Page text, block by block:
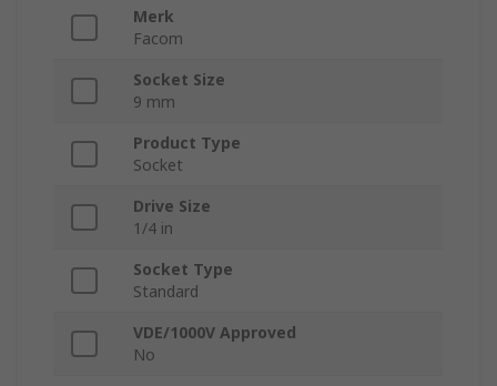
Merk
Facom
Socket Size
9 mm
Product Type
Socket
Drive Size
1/4 in
Socket Type
Standard
VDE/1000V Approved
No